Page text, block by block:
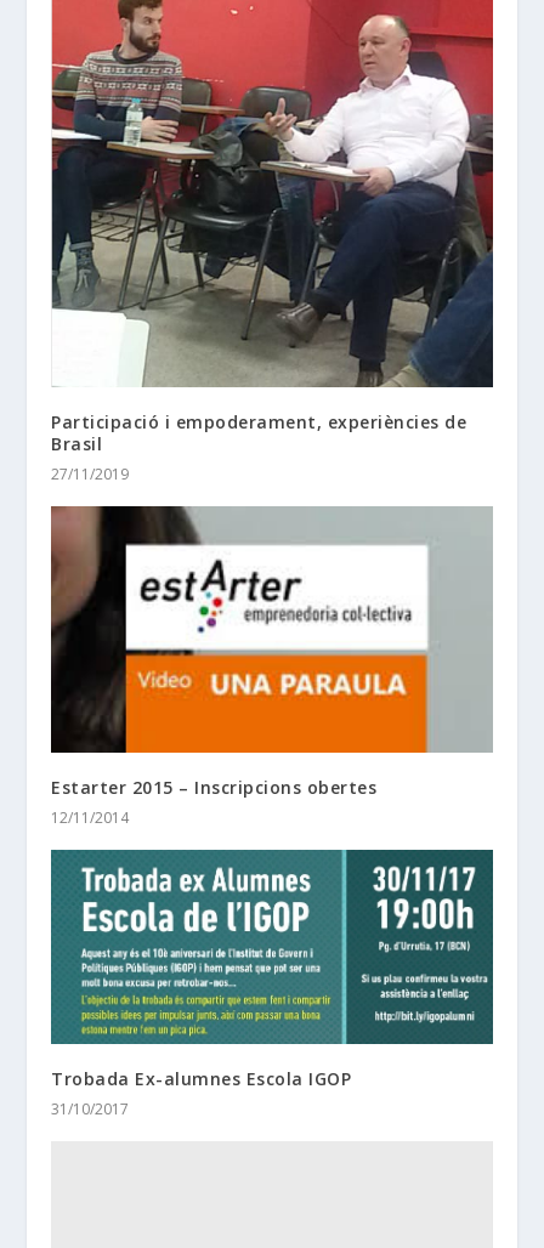
Participació i empoderament, experiències de
Brasil
27/11/2019
Estarter 2015 – Inscripcions obertes
12/11/2014
Trobada Ex-alumnes Escola IGOP
31/10/2017